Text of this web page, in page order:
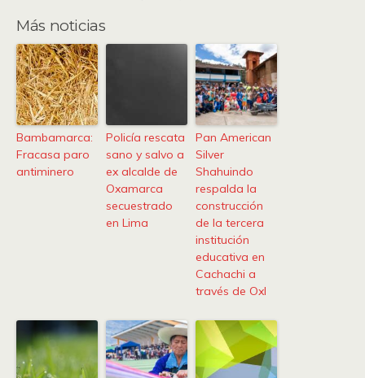
Más noticias
Bambamarca:
Fracasa paro
antiminero
Policía rescata
sano y salvo a
ex alcalde de
Oxamarca
secuestrado
en Lima
Pan American
Silver
Shahuindo
respalda la
construcción
de la tercera
institución
educativa en
Cachachi a
través de OxI